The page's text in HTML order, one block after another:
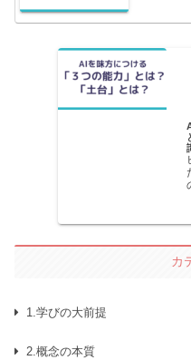
カ
1.学びの大前提
2.概念の本質